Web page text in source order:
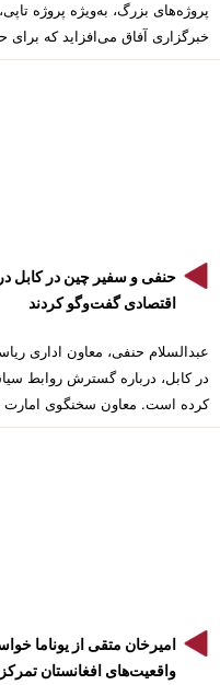
پروژه‌های بزرگ، به‌ویژه پروژه
خبرگزاری آفاق می‌افزاید که
حنفی و سفیر چین در کابل
اقتصادی گفت‌وگو کردند
عبدالسلام حنفی، معاون اداری
در کابل، درباره گسترش روابط
کرده است. معاون سخنگوی
امیرخان متقی از یوناما
واقعیت‌های افغانستان